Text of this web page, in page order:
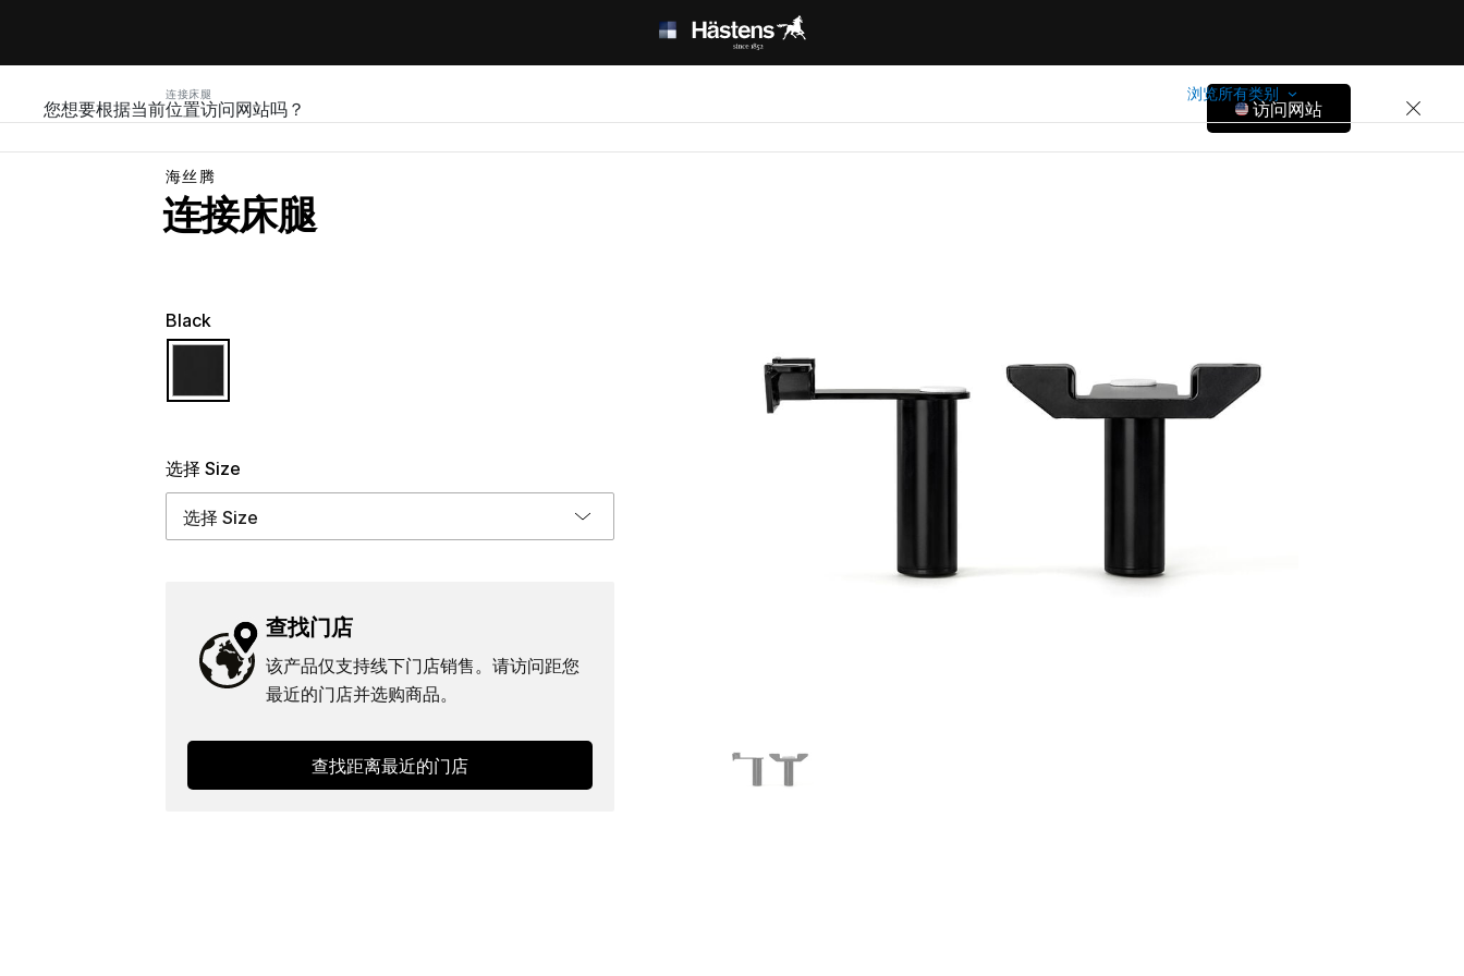
连接床腿 浏览所有类别
您想要根据当前位置访问网站吗？ 访问网站
海丝腾
连接床腿
选择 Size
Black
查找门店
该产品仅支持线下门店销售。请访问距您
最近的门店并选购商品。
查找距离最近的门店